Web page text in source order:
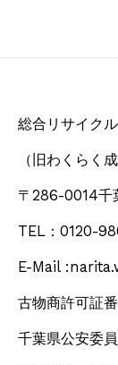
総合リサイク
（旧わくらく
〒286-0014千
TEL：0120-
E-Mail
古物商許可証番
千葉県公安委